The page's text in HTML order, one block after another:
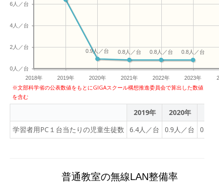
2018年 2019年 2020年 2021年 2022年 2023年
0人／台
2人／台
4人／台
6人／台
0.8人／台
0.8人／台
0.8人／台
0.9人／台
※文部科学省の公表数値をもとにGIGAスクール構想推進委員会で算出した数値
を含む
2019年 2020年
学習者用PC１台当たりの児童生徒数
6.4人／台 0.9人／台 0.8人
普通教室の無線LAN整備率